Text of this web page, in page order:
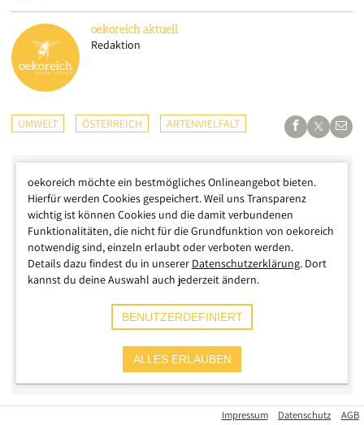
oekoreich aktuell
Redaktion
UMWELT ÖSTERREICH ARTENVIELFALT
Impressum Datenschutz AGB
oekoreich möchte ein bestmögliches Onlineangebot bieten.
Hierfür werden Cookies gespeichert. Weil uns Transparenz
wichtig ist können Cookies und die damit verbundenen
Funktionalitäten, die nicht für die Grundfunktion von oekoreich
notwendig sind, einzeln erlaubt oder verboten werden.
Details dazu findest du in unserer Datenschutzerklärung. Dort
kannst du deine Auswahl auch jederzeit ändern.
BENUTZERDEFINIERT
ALLES ERLAUBEN